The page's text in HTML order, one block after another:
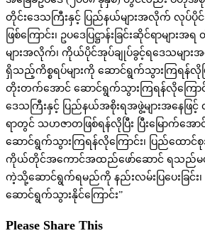
တိုင်းဒေသကြီးနှင့် ပြည်နယ်များအလိုက် လုပ်ပိုင်ခွင့်မ
ဖြစ်ကြောင်း၊ ဥပဒေပြဋ္ဌာန်းခြင်းဆိုင်ရာမျာ
များအလိုက်၊ ကိုယ်ပိုင်အုပ်ချုပ်ခွင့်ရဒေသမျာ
ရှိသည့်ကိစ္စရပ်များကို ဆောင်ရွက်သွားကြရန်လို
တိုးတက်အောင် ဆောင်ရွက်သွားကြရန်လိုကြောင်
ဒေသကြီးနှင့် ပြည်နယ်အစိုးရအဖွဲ့များအနေဖြင့်
ရာတွင် သဟဇာတဖြစ်ရန်လိုပြီး ပြီးမြောက်အေ
ဆောင်ရွက်သွားကြရန်လိုကြောင်း၊ ပြည်ထောင်
ကိုယ်တိုင်အကောင်အထည်ဖော်ဆောင် ရသည်
ကဲ့သို့ဆောင်ရွက်ရမည်ကို နည်းလမ်းပြပေးခြင်း၊
ဆောင်ရွက်သွားနိုင်ကြောင်း”
Please Share This